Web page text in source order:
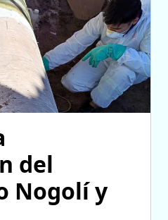
del
Nogolí y